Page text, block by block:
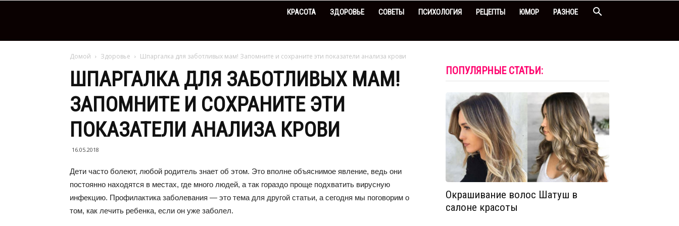
КРАСОТА ЗДОРОВЬЕ СОВЕТЫ ПСИХОЛОГИЯ РЕЦЕПТЫ ЮМОР РАЗНОЕ
Домой Здоровье Шпаргалка для заботливых мам! Запомните и сохраните эти показатели анализа крови
ШПАРГАЛКА ДЛЯ ЗАБОТЛИВЫХ МАМ!
ЗАПОМНИТЕ И СОХРАНИТЕ ЭТИ
ПОКАЗАТЕЛИ АНАЛИЗА КРОВИ
16.05.2018
Дети часто болеют, любой родитель знает об этом. Это вполне объяснимое явление, ведь они
постоянно находятся в местах, где много людей, а так гораздо проще подхватить вирусную
инфекцию. Профилактика заболевания — это тема для другой статьи, а сегодня мы поговорим о
том, как лечить ребенка, если он уже заболел.
ПОПУЛЯРНЫЕ СТАТЬИ:
Окрашивание волос Шатуш в
салоне красоты